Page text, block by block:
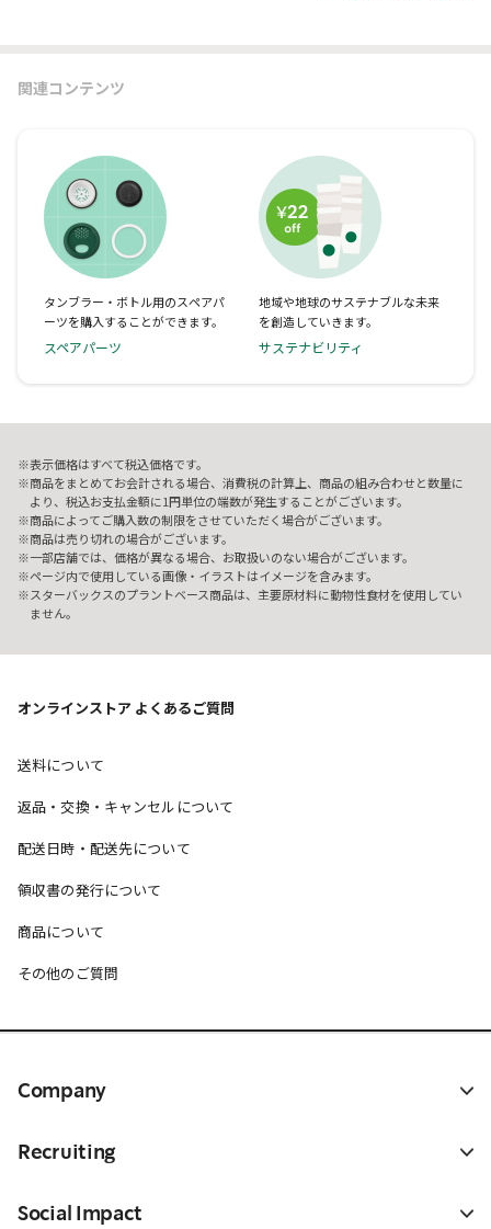
関連コンテンツ
タンブラー・ボトル用のスペアパ
ーツを購入することができます。
スペアパーツ
地域や地球のサステナブルな未来
を創造していきます。
サステナビリティ
表示価格はすべて税込価格です。
商品をまとめてお会計される場合、消費税の計算上、商品の組み合わせと数量に
より、税込お支払金額に1円単位の端数が発生することがございます。
商品によってご購入数の制限をさせていただく場合がございます。
商品は売り切れの場合がございます。
一部店舗では、価格が異なる場合、お取扱いのない場合がございます。
ページ内で使用している画像・イラストはイメージを含みます。
スターバックスのプラントベース商品は、主要原材料に動物性食材を使用してい
ません。
オンラインストア よくあるご質問
送料について
返品・交換・キャンセルについて
配送日時・配送先について
領収書の発行について
商品について
その他のご質問
Company
Recruiting
Social Impact